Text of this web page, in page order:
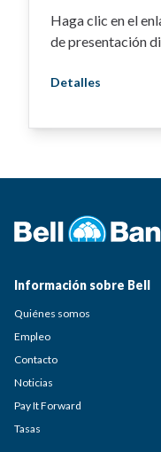
Haga clic en el
de presentación
Detalles
Información sobre Bell
Quiénes somos
Empleo
Contacto
Noticias
Pay It Forward
Tasas